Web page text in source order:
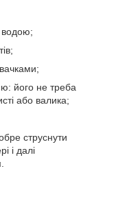
водою;
його не треба
або валика;
струснути
і далі